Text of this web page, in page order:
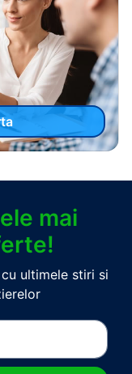
mai
ultimele stiri si